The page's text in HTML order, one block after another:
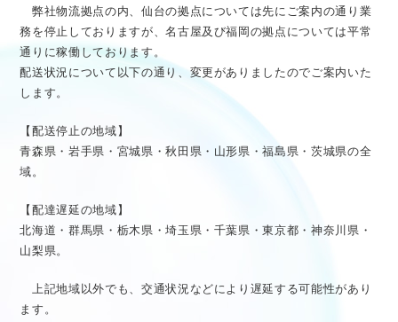
弊社物流拠点の内、仙台の拠点については先にご案内の通り業
務を停止しておりますが、名古屋及び福岡の拠点については平常
通りに稼働しております。
配送状況について以下の通り、変更がありましたのでご案内いた
します。
【配送停止の地域】
青森県・岩手県・宮城県・秋田県・山形県・福島県・茨城県の全
域。
【配達遅延の地域】
北海道・群馬県・栃木県・埼玉県・千葉県・東京都・神奈川県・
山梨県。
上記地域以外でも、交通状況などにより遅延する可能性があり
ます。